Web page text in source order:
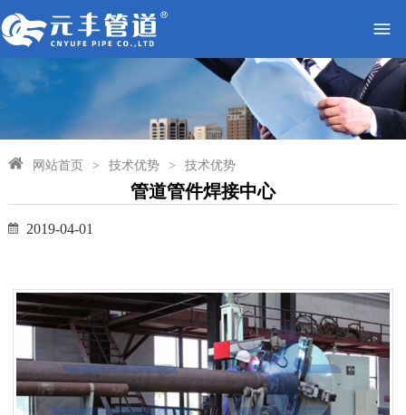
网站首页 > 技术优势 > 技术优势
管道管件焊接中心
2019-04-01